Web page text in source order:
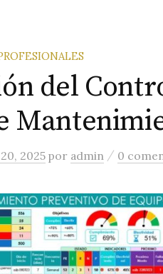
del
2025 por admin / 0